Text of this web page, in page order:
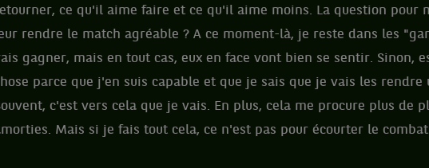
ce qu'il aime faire et ce qu'il aime moins. La question pour
rendre le match agréable ? A ce moment-là, je reste dans les
gagner, mais en tout cas, eux en face vont bien se sentir. Sinon,
parce que j'en suis capable et que je sais que je vais les rendre
c'est vers cela que je vais. En plus, cela me procure plus de
Mais si je fais tout cela, ce n'est pas pour écourter le